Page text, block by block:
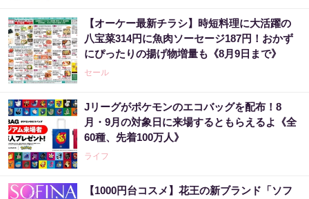
【オーケー最新チラシ】時短料理に大活躍の
八宝菜314円に魚肉ソーセージ187円！おかず
にぴったりの揚げ物増量も《8月9日まで》
セール
Jリーグがポケモンのエコバッグを配布！8
月・9月の対象日に来場するともらえるよ《全
60種、先着100万人》
ライフ
【1000円台コスメ】花王の新ブランド「ソフ